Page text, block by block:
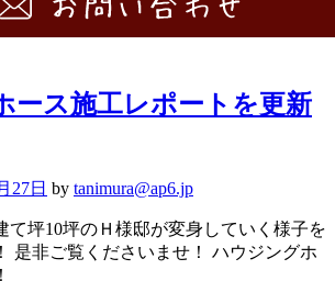
ース施工レポートを更新
27日 by tanimura@ap6.jp
て坪10坪のＨ様邸が変身していく様子を
是非ご覧くださいませ！ ハウジングホ